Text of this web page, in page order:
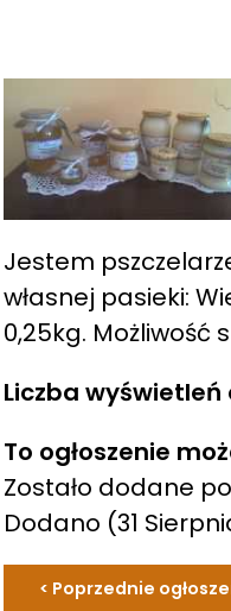
Jestem
własnej pasieki:
0,25kg. Możliwość
Liczba wyświetleń
To ogłoszenie
Zostało dodane
Dodano (31
< Poprzednie